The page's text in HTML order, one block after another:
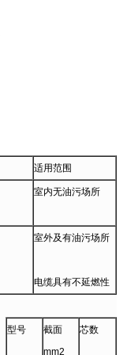
适用范围
室内无油污场所
室外及有油污场所
电缆具有不延燃性
型号
截面
mm2
芯数